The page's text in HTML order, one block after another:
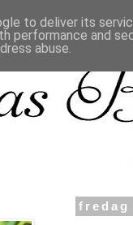
fredag
to deliver its
performance and
abuse.